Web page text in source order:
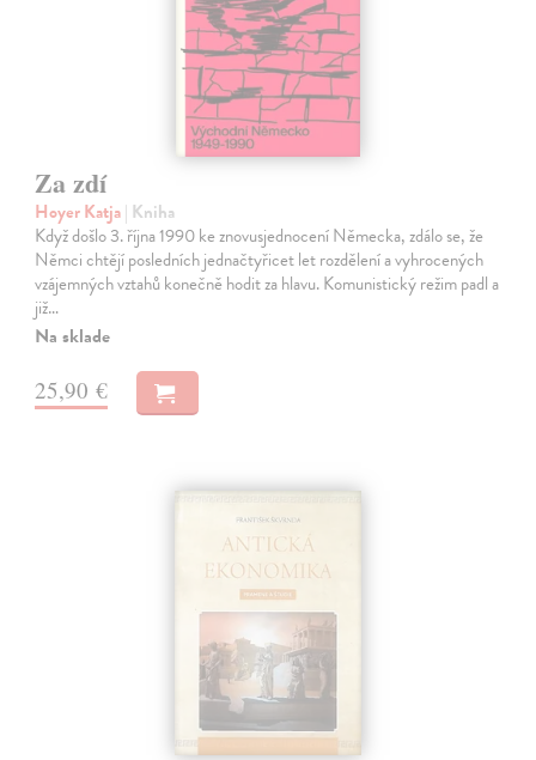
Za zdí
Hoyer Katja| Kniha
Když došlo 3. října 1990 ke znovusjednocení Německa, zdálo se, že
Němci chtějí posledních jednačtyřicet let rozdělení a vyhrocených
vzájemných vztahů konečně hodit za hlavu. Komunistický režim padl a
již…
Na sklade
25,90 €